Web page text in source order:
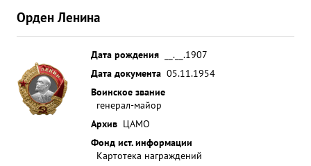
Орден Ленина
Дата рождения
__.__.1907
Дата документа 05.11.1954
Воинское звание
генерал-майор
Архив ЦАМО
Фонд ист. информации
Картотека награждений